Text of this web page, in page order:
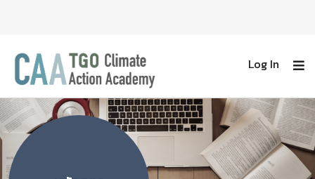
Log In